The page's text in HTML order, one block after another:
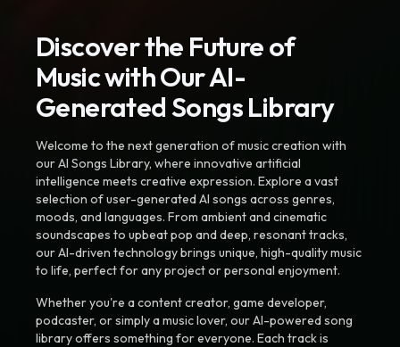
Discover the Future of
Music with Our AI-
Generated Songs Library
Welcome to the next generation of music creation with
our AI Songs Library, where innovative artificial
intelligence meets creative expression. Explore a vast
selection of user-generated AI songs across genres,
moods, and languages. From ambient and cinematic
soundscapes to upbeat pop and deep, resonant tracks,
our AI-driven technology brings unique, high-quality music
to life, perfect for any project or personal enjoyment.
Whether you're a content creator, game developer,
podcaster, or simply a music lover, our AI-powered song
library offers something for everyone. Each track is